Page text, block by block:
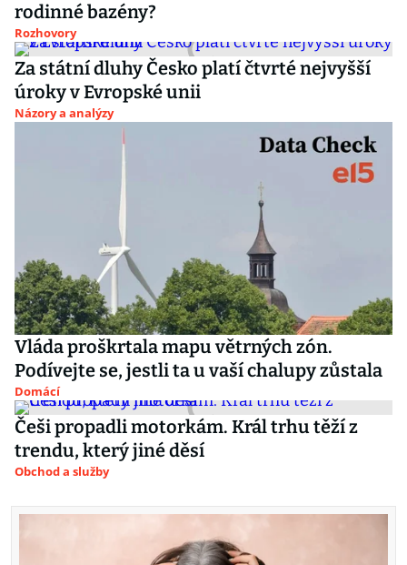
rodinné bazény?
Rozhovory
Za státní dluhy Česko platí čtvrté nejvyšší
úroky v Evropské unii
Názory a analýzy
Vláda proškrtala mapu větrných zón.
Podívejte se, jestli ta u vaší chalupy zůstala
Domácí
Češi propadli motorkám. Král trhu těží z
trendu, který jiné děsí
Obchod a služby